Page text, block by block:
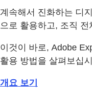
계속해서 진화하는 디
으로 활용하고, 조직
이것이 바로, Adobe
활용 방법을 살펴보십
개요 보기